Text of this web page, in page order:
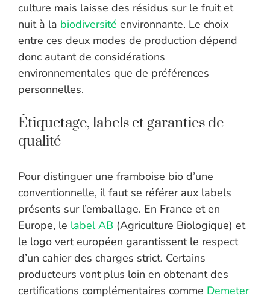
culture mais laisse des résidus sur le fruit et
nuit à la biodiversité environnante. Le choix
entre ces deux modes de production dépend
donc autant de considérations
environnementales que de préférences
personnelles.
Étiquetage, labels et garanties de
qualité
Pour distinguer une framboise bio d’une
conventionnelle, il faut se référer aux labels
présents sur l’emballage. En France et en
Europe, le label AB (Agriculture Biologique) et
le logo vert européen garantissent le respect
d’un cahier des charges strict. Certains
producteurs vont plus loin en obtenant des
certifications complémentaires comme Demeter